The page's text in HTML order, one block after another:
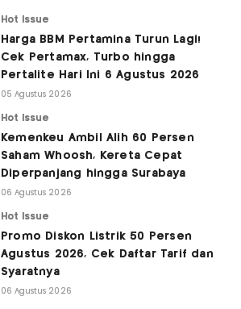
Hot Issue
Harga BBM Pertamina Turun Lagi!
Cek Pertamax, Turbo hingga
Pertalite Hari Ini 6 Agustus 2026
05 Agustus 2026
Hot Issue
Kemenkeu Ambil Alih 60 Persen
Saham Whoosh, Kereta Cepat
Diperpanjang hingga Surabaya
06 Agustus 2026
Hot Issue
Promo Diskon Listrik 50 Persen
Agustus 2026, Cek Daftar Tarif dan
Syaratnya
06 Agustus 2026